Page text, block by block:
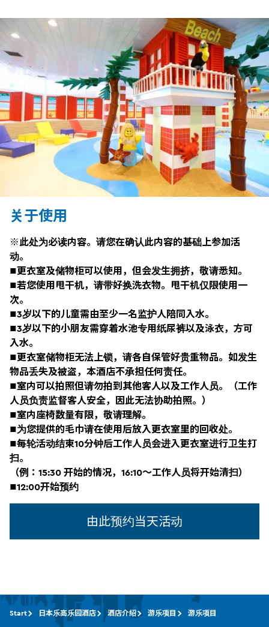
关于使用
※此处为必读内容。请您在确认此内容的基础上参加活
动。
■更衣室及储物柜可以使用，但会发生拥挤，敬请悉知​。
■若您使用甩干机，请带好换洗衣物。甩干机仅限使用一
次。
■3岁以下的儿童需由至少一名监护人陪同入水。
■3岁以下的小朋友需穿着水池专用纸尿裤以及泳衣，方可
入水。
■更衣室储物柜无法上锁，请各自保管好贵重物品。如发生
物品丢失及被盗，本酒店不承担任何责任。
■室内可以拍照但请勿拍到其他客人以及工作人员。（工作
人员负责监督客人安全，因此无法协助拍照。）
■室内座椅数量有限，敬请理解。
■为您提供的毛巾请在使用后放入更衣室里的回收处。
■每轮活动结束10分钟后工作人员会进入更衣室进行卫生打
扫。
（例：15:30 开始的情况，16:10～工作人员将开始清扫）
■12:00开始预约
由此预约当天活动
Start 日本乐高乐园酒店 酒店介绍 游乐项目 游乐项目